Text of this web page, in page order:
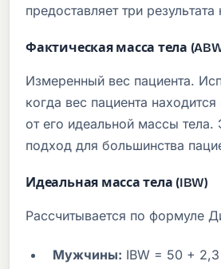
предоставляет три
Фактическая масса тела
Измеренный вес пациента.
когда вес пациента
от его идеальной массы тела.
подход для большинства
Идеальная масса тела (IBW)
Рассчитывается по формуле
Мужчины: IBW = 50 +